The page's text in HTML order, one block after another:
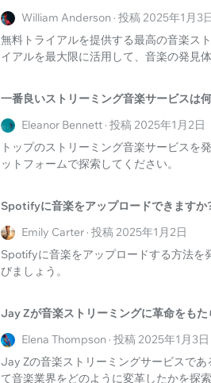
William Anderson · 投稿 2025年1月3
無料トライアルを提供する最高の音楽ス
イアルを最大限に活用して、音楽の発見
一番良いストリーミング音楽サービスは
Eleanor Bennett · 投稿 2025年1月2日
トップのストリーミング音楽サービスを
ットフォームで探索してください。
Spotifyに音楽をアップロードできますか
Emily Carter · 投稿 2025年1月2日
Spotifyに音楽をアップロードする方法を
びましょう。
Jay Zが音楽ストリーミングに革命をもた
Elena Thompson · 投稿 2025年1月3日
Jay Zの音楽ストリーミングサービスで
て音楽業界をどのように変革したかを探索